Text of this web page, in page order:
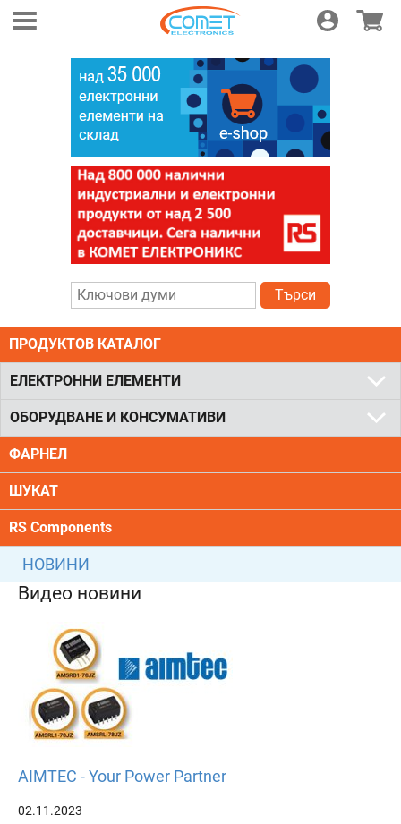
Логин
Търси
ПРОДУКТОВ КАТАЛОГ
ЕЛЕКТРОННИ ЕЛЕМЕНТИ
ОБОРУДВАНЕ И КОНСУМАТИВИ
ФАРНЕЛ
ШУКАТ
RS Components
НОВИНИ
Видео новини
AIMTEC - Your Power Partner
02.11.2023